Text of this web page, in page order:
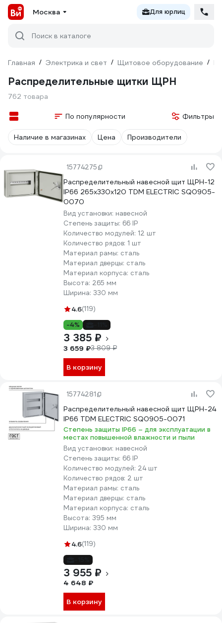
Москва Для юрлиц
Поиск в каталоге
Главная / Электрика и свет / Щитовое оборудование /
Распределительные щитки ЩРН
762 товара
По популярности Фильтры
Наличие в магазинах Цена Производители
15774275
Распределительный навесной щит ЩРН-12
IP66 265х330х120 TDM ELECTRIC SQ0905-
0070
Вид установки: навесной
Степень защиты: 66 IP
Количество модулей: 12 шт
Количество рядов: 1 шт
Материал рамы: сталь
Материал дверцы: сталь
Материал корпуса: сталь
Высота: 265 мм
Ширина: 330 мм
4.6(119)
-4%
3 385 ₽
3 659 ₽3 809 ₽
В корзину
15774281
Распределительный навесной щит ЩРН-24
IP66 TDM ELECTRIC SQ0905-0071
Степень защиты IP66 – для эксплуатации в
местах повышенной влажности и пыли
Вид установки: навесной
Степень защиты: 66 IP
Количество модулей: 24 шт
Количество рядов: 2 шт
Материал рамы: сталь
Материал дверцы: сталь
Материал корпуса: сталь
Высота: 395 мм
Ширина: 330 мм
4.6(119)
3 955 ₽
4 648 ₽
В корзину